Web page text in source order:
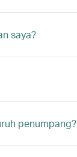
saya?
penumpang?